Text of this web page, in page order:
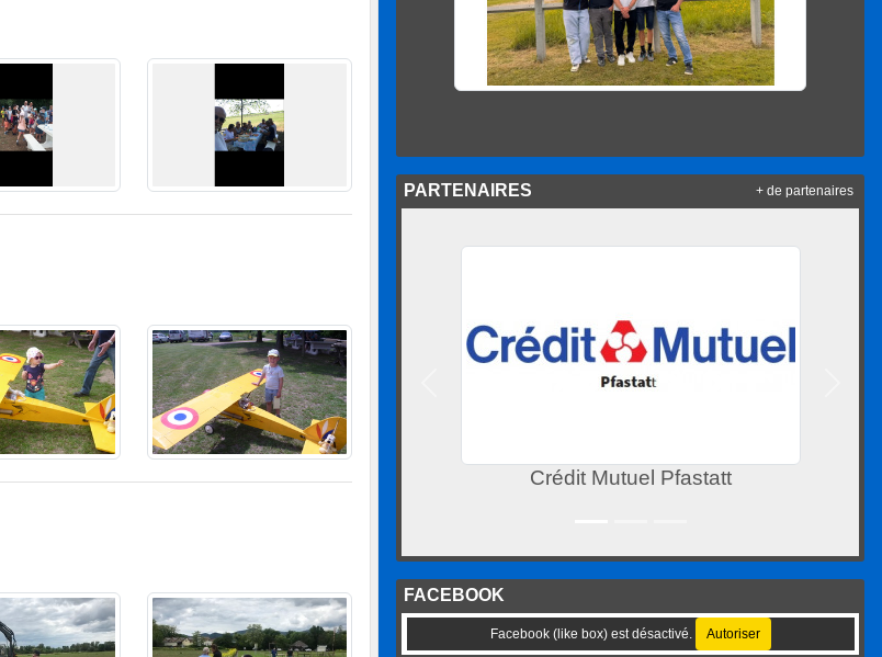
PARTENAIRES
Crédit Mutuel Pfastatt Centre Leclerc Cernay
+ de partenaires
FACEBOOK
Facebook (like box) est désactivé. Autoriser